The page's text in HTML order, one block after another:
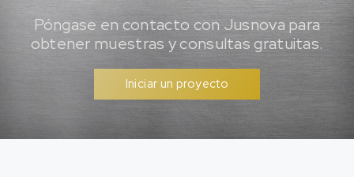
Póngase en contacto con Jusnova para
obtener muestras y consultas gratuitas.
Iniciar un proyecto